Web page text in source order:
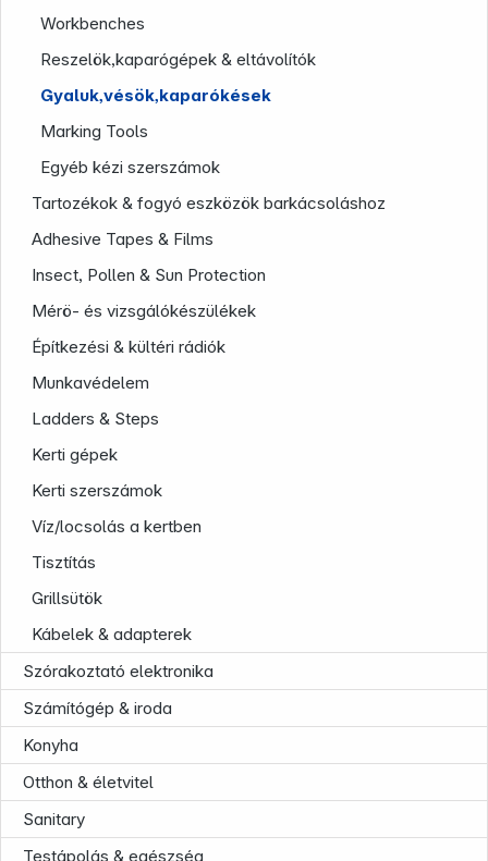
Workbenches
Reszelök,kaparógépek & eltávolítók
Gyaluk,vésök,kaparókések
Marking Tools
Egyéb kézi szerszámok
Tartozékok & fogyó eszközök barkácsoláshoz
Adhesive Tapes & Films
Insect, Pollen & Sun Protection
Mérö- és vizsgálókészülékek
Építkezési & kültéri rádiók
Munkavédelem
Ladders & Steps
Kerti gépek
Kerti szerszámok
Víz/locsolás a kertben
Tisztítás
Grillsütök
Kábelek & adapterek
Szórakoztató elektronika
Számítógép & iroda
Konyha
Otthon & életvitel
Sanitary
Testápolás & egészség
Company